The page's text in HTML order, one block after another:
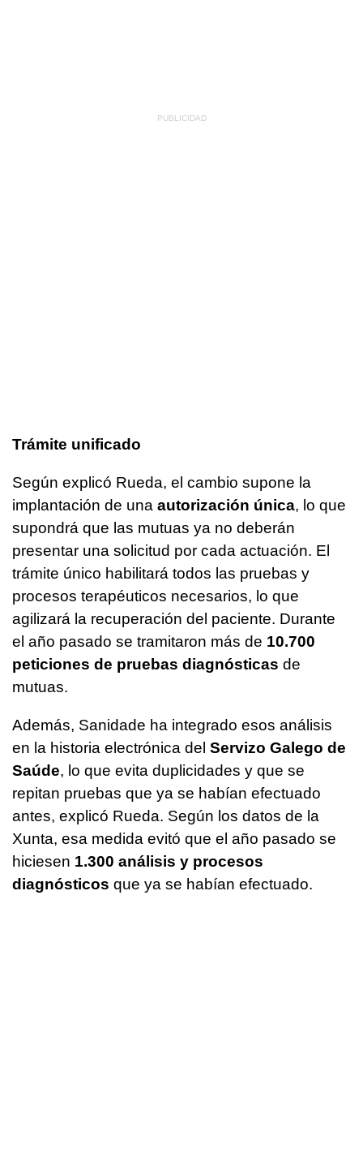
Trámite unificado
Según explicó Rueda, el cambio supone la
implantación de una autorización única, lo que
supondrá que las mutuas ya no deberán
presentar una solicitud por cada actuación. El
trámite único habilitará todos las pruebas y
procesos terapéuticos necesarios, lo que
agilizará la recuperación del paciente. Durante
el año pasado se tramitaron más de 10.700
peticiones de pruebas diagnósticas de
mutuas.
Además, Sanidade ha integrado esos análisis
en la historia electrónica del Servizo Galego de
Saúde, lo que evita duplicidades y que se
repitan pruebas que ya se habían efectuado
antes, explicó Rueda. Según los datos de la
Xunta, esa medida evitó que el año pasado se
hiciesen 1.300 análisis y procesos
diagnósticos que ya se habían efectuado.